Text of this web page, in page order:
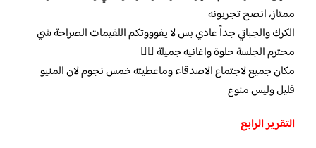
ممتاز، انصح تجربونه
الكرك والجباتي جداً عادي بس لا يفوووتكم اللقيمات الصراحة شي
محترم الجلسة حلوة واغانيه جميلة 👍🏻
مكان جميع لاجتماع الاصدقاء وماعطيته خمس نجوم لان المنيو
قليل وليس منوع
التقرير الرابع